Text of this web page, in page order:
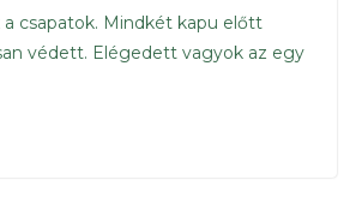
csapatok. Mindkét kapu előtt
védett. Elégedett vagyok az egy